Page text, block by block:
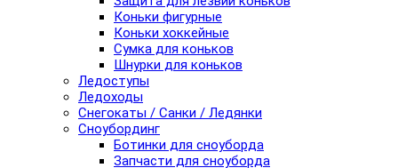
Коньки фигурные
Коньки хоккейные
Сумка для коньков
Шнурки для коньков
Ледоступы
Ледоходы
Снегокаты / Санки / Ледянки
Сноубординг
Ботинки для сноуборда
Запчасти для сноуборда